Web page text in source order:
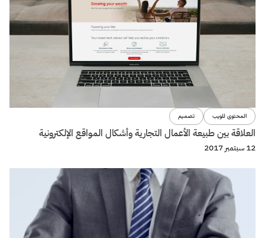
المحتوى للويب تصميم
العلاقة بين طبيعة الأعمال التجارية وأشكال المواقع الإلكترونية
12 سبتمبر 2017